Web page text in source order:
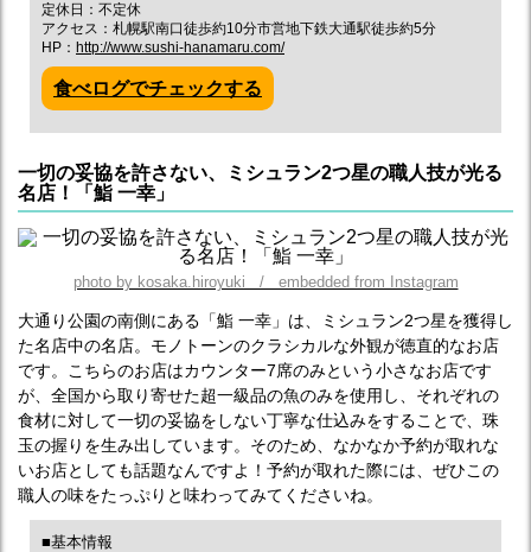
定休日：不定休
アクセス：札幌駅南口徒歩約10分市営地下鉄大通駅徒歩約5分
HP： http://www.sushi-hanamaru.com/
食べログでチェックする
一切の妥協を許さない、ミシュラン2つ星の職人技が光る
名店！「鮨 一幸」
photo by kosaka.hiroyuki / embedded from Instagram
大通り公園の南側にある「鮨 一幸」は、ミシュラン2つ星を獲得し
た名店中の名店。モノトーンのクラシカルな外観が徳直的なお店
です。こちらのお店はカウンター7席のみという小さなお店です
が、全国から取り寄せた超一級品の魚のみを使用し、それぞれの
食材に対して一切の妥協をしない丁寧な仕込みをすることで、珠
玉の握りを生み出しています。そのため、なかなか予約が取れな
いお店としても話題なんですよ！予約が取れた際には、ぜひこの
職人の味をたっぷりと味わってみてくださいね。
■基本情報